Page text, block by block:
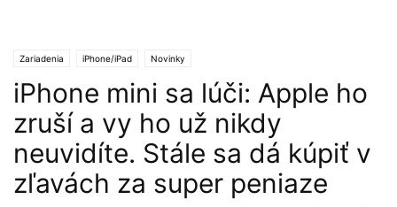
Zariadenia iPhone/iPad Novinky
iPhone mini sa lúči: Apple ho
zruší a vy ho už nikdy
neuvidíte. Stále sa dá kúpiť v
zľavách za super peniaze